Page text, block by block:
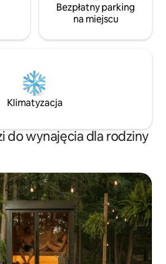
Bezpłatny parking
na miejscu
Klimatyzacja
do wynajęcia dla rodziny
Wybór gości